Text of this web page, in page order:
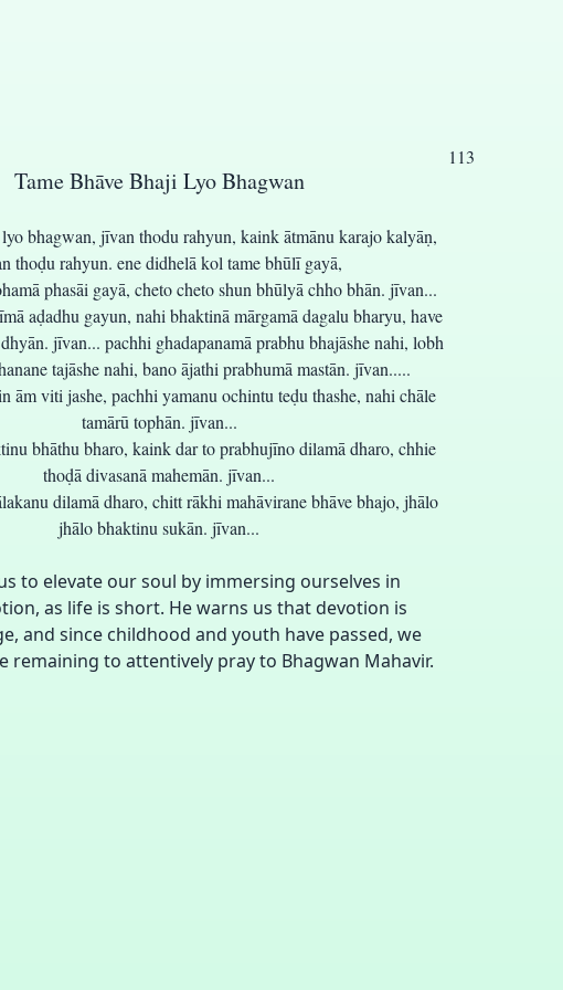
Tame Bhāve Bhaji Lyo Bhagwan
bhagwan, jīvan thodu rahyun, kaink ātmānu karajo kalyāṇ,
thoḍu rahyun. ene didhelā kol tame bhūlī gayā,
phasāi gayā, cheto cheto shun bhūlyā chho bhān. jīvan...
aḍadhu gayun, nahi bhaktinā mārgamā dagalu bharyu, have
jīvan... pachhi ghadapanamā prabhu bhajāshe nahi, lobh
tajāshe nahi, bano ājathi prabhumā mastān. jīvan.....
ām viti jashe, pachhi yamanu ochintu teḍu thashe, nahi chāle
tamārū tophān. jīvan...
bhāthu bharo, kaink dar to prabhujīno dilamā dharo, chhie
thoḍā divasanā mahemān. jīvan...
dilamā dharo, chitt rākhi mahāvirane bhāve bhajo, jhālo
jhālo bhaktinu sukān. jīvan...
to elevate our soul by immersing ourselves in
as life is short. He warns us that devotion is
and since childhood and youth have passed, we
remaining to attentively pray to Bhagwan Mahavir.
113